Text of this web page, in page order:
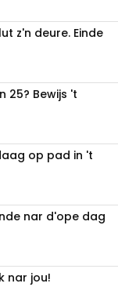
z'n deure. Einde
25? Bewijs 't
op pad in 't
nar d'ope dag
nar jou!